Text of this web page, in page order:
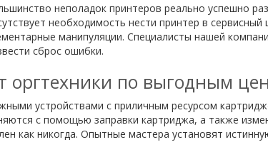
неполадок принтеров реально успешно
необходимость нести принтер в
манипуляции. Специалисты нашей
сброс ошибки.
оргтехники по выгодным
устройствами с приличным ресурсом
с помощью заправки картриджа, а также
как никогда. Опытные мастера установят